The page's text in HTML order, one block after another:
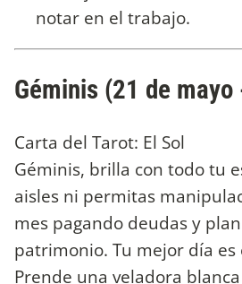
notar en el trabajo.
Géminis (21 de
Carta del Tarot: El Sol
Géminis, brilla con todo tu
aisles ni permitas
mes pagando deudas y
patrimonio. Tu mejor día es
Prende una veladora